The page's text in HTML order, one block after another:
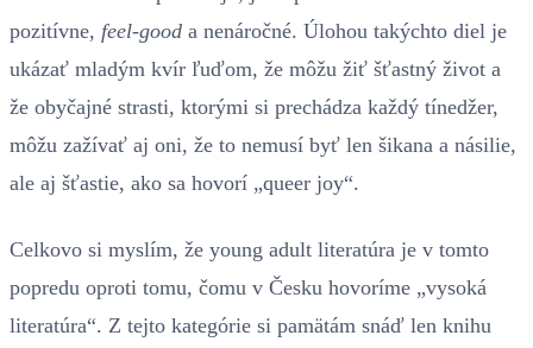
pozitívne, feel-good a nenáročné. Úlohou takýchto diel je
ukázať mladým kvír ľuďom, že môžu žiť šťastný život a
že obyčajné strasti, ktorými si prechádza každý tínedžer,
môžu zažívať aj oni, že to nemusí byť len šikana a násilie,
ale aj šťastie, ako sa hovorí „queer joy“.
Celkovo si myslím, že young adult literatúra je v tomto
popredu oproti tomu, čomu v Česku hovoríme „vysoká
literatúra“. Z tejto kategórie si pamätám snáď len knihu